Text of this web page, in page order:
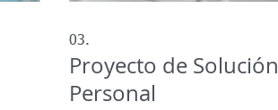
03.
Proyecto de Solución
Personal